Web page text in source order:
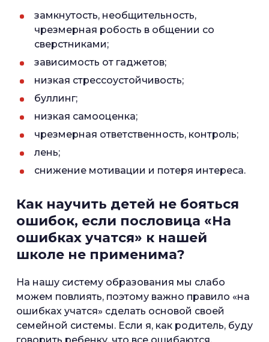
замкнутость, необщительность,
чрезмерная робость в общении со
сверстниками;
зависимость от гаджетов;
низкая стрессоустойчивость;
буллинг;
низкая самооценка;
чрезмерная ответственность, контроль;
лень;
снижение мотивации и потеря интереса.
Как научить детей не бояться
ошибок, если пословица «На
ошибках учатся» к нашей
школе не применима?
На нашу систему образования мы слабо
можем повлиять, поэтому важно правило «на
ошибках учатся» сделать основой своей
семейной системы. Если я, как родитель, буду